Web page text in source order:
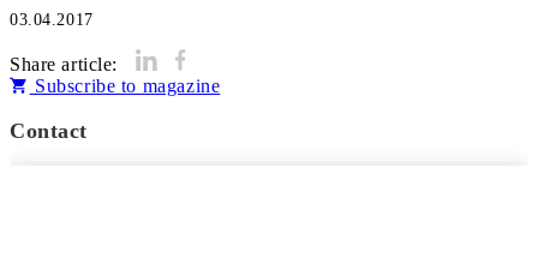
03.04.2017
Share article:
Subscribe to magazine
Contact